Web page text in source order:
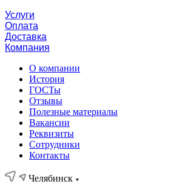
Услуги
Оплата
Доставка
Компания
О компании
История
ГОСТы
Отзывы
Полезные материалы
Вакансии
Реквизиты
Сотрудники
Контакты
Челябинск